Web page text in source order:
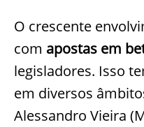
O crescente
com apostas em
legisladores. Isso
em diversos
Alessandro Vieira